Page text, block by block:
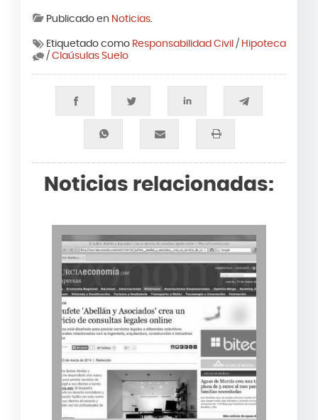
Publicado en Noticias.
Etiquetado como Responsabilidad Civil / Hipoteca
/ Claúsulas Suelo
Noticias relacionadas: